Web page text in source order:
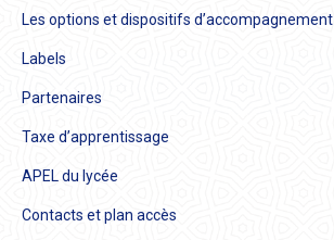
Les options et dispositifs d’accompagnement
Labels
Partenaires
Taxe d’apprentissage
APEL du lycée
Contacts et plan accès